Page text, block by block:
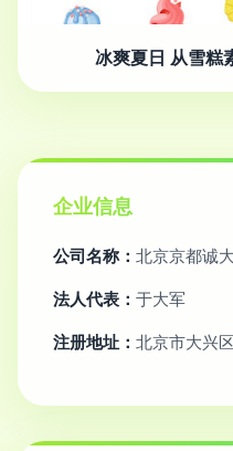
冰爽夏日 从雪糕
企业信息
公司名称： 北京京都诚
法人代表： 于大军
注册地址： 北京市大兴